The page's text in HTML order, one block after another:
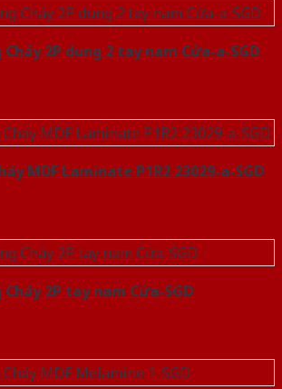
2P dung 2 tay nam Cửa-a-SGD
MDF Laminate P1R2 23029-a-SGD
2P tay nam Cửa-SGD